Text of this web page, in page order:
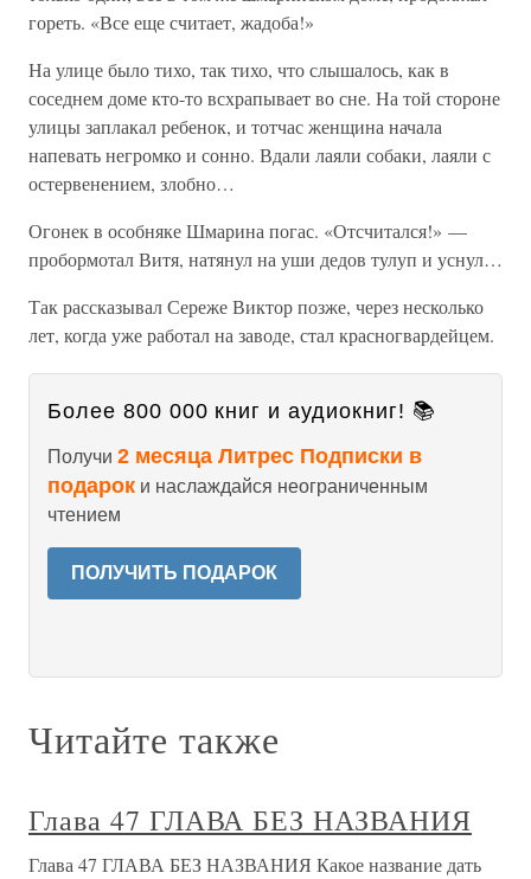
гореть. «Все еще считает, жадоба!»
На улице было тихо, так тихо, что слышалось, как в
соседнем доме кто-то всхрапывает во сне. На той стороне
улицы заплакал ребенок, и тотчас женщина начала
напевать негромко и сонно. Вдали лаяли собаки, лаяли с
остервенением, злобно…
Огонек в особняке Шмарина погас. «Отсчитался!» —
пробормотал Витя, натянул на уши дедов тулуп и уснул…
Так рассказывал Сереже Виктор позже, через несколько
лет, когда уже работал на заводе, стал красногвардейцем.
Более 800 000 книг и аудиокниг! 📚
Получи 2 месяца Литрес Подписки в
подарок и наслаждайся неограниченным
чтением
ПОЛУЧИТЬ ПОДАРОК
Читайте также
Глава 47 ГЛАВА БЕЗ НАЗВАНИЯ
Глава 47 ГЛАВА БЕЗ НАЗВАНИЯ Какое название дать